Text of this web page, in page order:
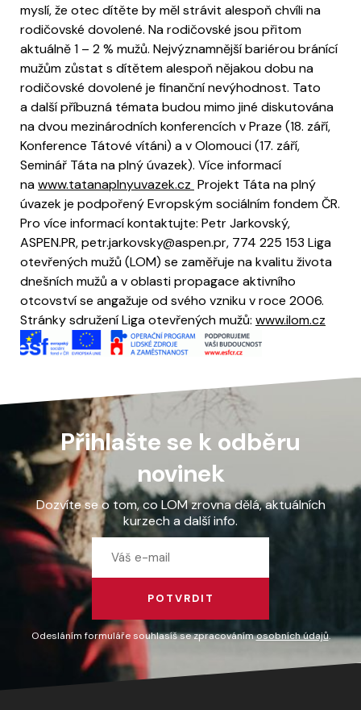
myslí, že otec dítěte by měl strávit alespoň chvíli na
rodičovské dovolené. Na rodičovské jsou přitom
aktuálně 1 – 2 % mužů. Nejvýznamnější bariérou bránící
mužům zůstat s dítětem alespoň nějakou dobu na
rodičovské dovolené je finanční nevýhodnost. Tato
a další příbuzná témata budou mimo jiné diskutována
na dvou mezinárodních konferencích v Praze (18. září,
Konference Tátové vítáni) a v Olomouci (17. září,
Seminář Táta na plný úvazek). Více informací
nawww.tatanaplnyuvazek.cz Projekt Táta na plný
úvazek je podpořený Evropským sociálním fondem ČR.
Pro více informací kontaktujte: Petr Jarkovský,
ASPEN.PR, petr.jarkovsky@aspen.pr, 774 225 153 Liga
otevřených mužů (LOM) se zaměřuje na kvalitu života
dnešních mužů a v oblasti propagace aktivního
otcovství se angažuje od svého vzniku v roce 2006.
Stránky sdružení Liga otevřených mužů: www.ilom.cz
Přihlašte se k odběru
novinek
Dozvíte se o tom, co LOM zrovna dělá, aktuálních
kurzech a další info.
POTVRDIT
Odesláním formuláře souhlasíš se zpracovánímosobních údajů.